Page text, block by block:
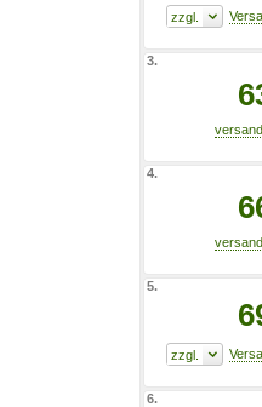
3.
4.
5.
6.